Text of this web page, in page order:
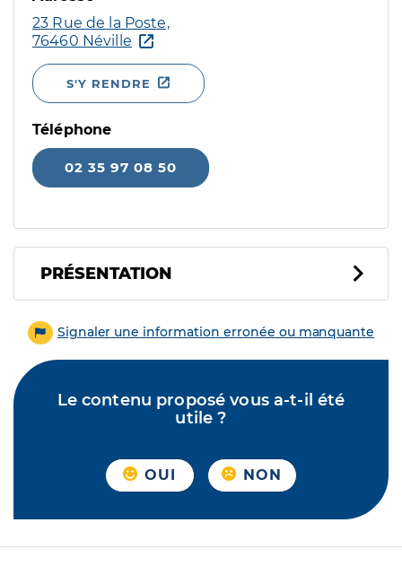
23 Rue de la Poste,
76460 Néville
S'Y RENDRE
Téléphone
02 35 97 08 50
PRÉSENTATION
Signaler une information erronée ou manquante
Le contenu proposé vous a-t-il été
utile ?
OUI NON